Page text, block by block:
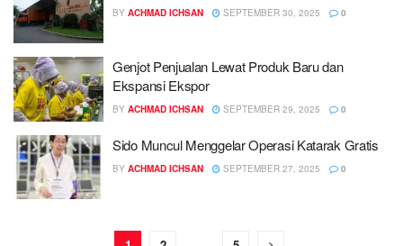
BY ACHMAD ICHSAN SEPTEMBER 30, 2025 0
Genjot Penjualan Lewat Produk Baru dan
Ekspansi Ekspor
BY ACHMAD ICHSAN SEPTEMBER 29, 2025 0
Sido Muncul Menggelar Operasi Katarak Gratis
BY ACHMAD ICHSAN SEPTEMBER 27, 2025 0